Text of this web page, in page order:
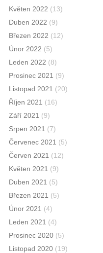
Květen 2022 (13)
Duben 2022 (9)
Březen 2022 (12)
Únor 2022 (5)
Leden 2022 (8)
Prosinec 2021 (9)
Listopad 2021 (20)
Říjen 2021 (16)
Září 2021 (9)
Srpen 2021 (7)
Červenec 2021 (5)
Červen 2021 (12)
Květen 2021 (9)
Duben 2021 (5)
Březen 2021 (5)
Únor 2021 (4)
Leden 2021 (4)
Prosinec 2020 (5)
Listopad 2020 (19)